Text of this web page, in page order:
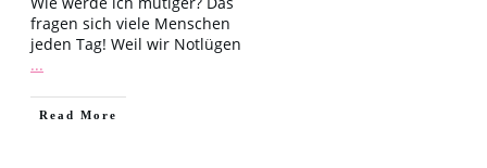
fragen sich viele Menschen
jeden Tag! Weil wir Notlügen
...
​Read More